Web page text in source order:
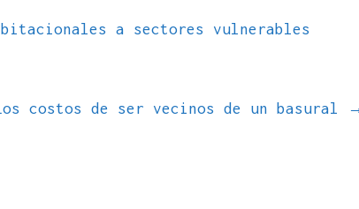
a sectores vulnerables
costos de ser vecinos de un basural